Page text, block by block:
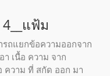
แฟ้ม
ถแยกข้อความออกจาก
า เนื้อ ความ จาก
ความ ที่ สกัด ออก มา